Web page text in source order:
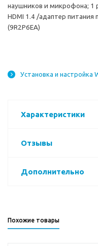
наушников и микрофона; 1
HDMI 1.4 /адаптер питания
(9R2P6EA)
Установка и настройка
Характеристики
Отзывы
Дополнительно
Похожие товары